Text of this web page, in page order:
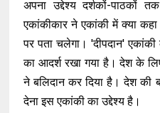
अपना उद्देश्य दर्शकों-पाठकों
एकांकीकार ने एकांकी में क्या
पर पता चलेगा। 'दीपदान'
का आदर्श रखा गया है। देश के
ने बलिदान कर दिया है। देश की
देना इस एकांकी का उद्देश्य है।